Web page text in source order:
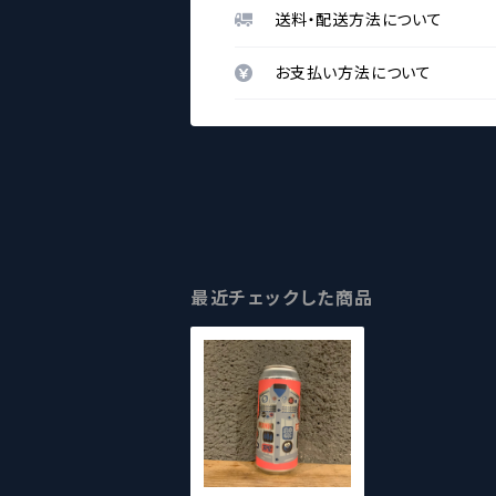
送料・配送方法について
お支払い方法について
最近チェックした商品